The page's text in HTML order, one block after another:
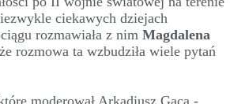
ciekawych dziejach
rozmawiała z nim Magdalena
rozmowa ta wzbudziła wiele pytań
moderował Arkadiusz Gaca -